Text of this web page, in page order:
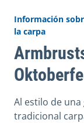
Información
la carpa
Al estilo de
tradicional